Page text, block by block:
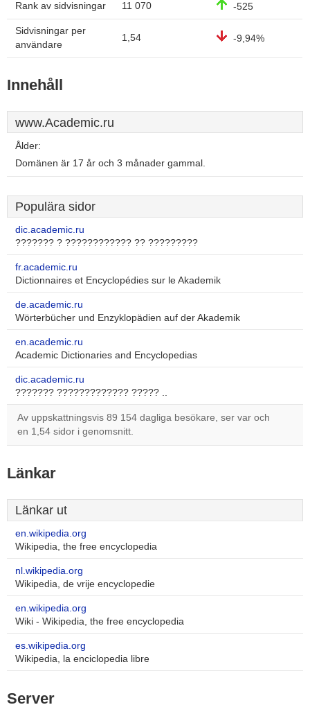
Rank av sidvisningar 11 070 -525
Sidvisningar per
användare
1,54 -9,94%
Innehåll
www.Academic.ru
Ålder:
Domänen är 17 år och 3 månader gammal.
Populära sidor
dic.academic.ru
??????? ? ???????????? ?? ?????????
fr.academic.ru
Dictionnaires et Encyclopédies sur le Akademik
de.academic.ru
Wörterbücher und Enzyklopädien auf der Akademik
en.academic.ru
Academic Dictionaries and Encyclopedias
dic.academic.ru
??????? ????????????? ????? ..
Av uppskattningsvis 89 154 dagliga besökare, ser var och
en 1,54 sidor i genomsnitt.
Länkar
Länkar ut
en.wikipedia.org
Wikipedia, the free encyclopedia
nl.wikipedia.org
Wikipedia, de vrije encyclopedie
en.wikipedia.org
Wiki - Wikipedia, the free encyclopedia
es.wikipedia.org
Wikipedia, la enciclopedia libre
Server